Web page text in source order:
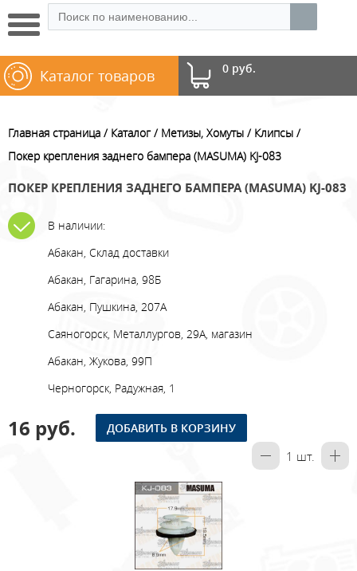
0 руб.
Каталог товаров
Главная страница Каталог Метизы, Хомуты
Клипсы
Покер крепления заднего бампера (MASUMA) KJ-083
ПОКЕР КРЕПЛЕНИЯ ЗАДНЕГО БАМПЕРА (MASUMA) KJ-083
В наличии:
Абакан, Склад доставки
Абакан, Гагарина, 98Б
Абакан, Пушкина, 207А
Саяногорск, Металлургов, 29А, магазин
Абакан, Жукова, 99П
Черногорск, Радужная, 1
16 руб. ДОБАВИТЬ В КОРЗИНУ
1 шт.